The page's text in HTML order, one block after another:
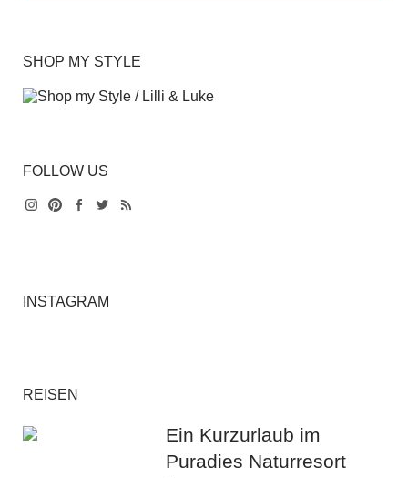
SHOP MY STYLE
FOLLOW US
INSTAGRAM
REISEN
Ein Kurzurlaub im
Puradies Naturresort